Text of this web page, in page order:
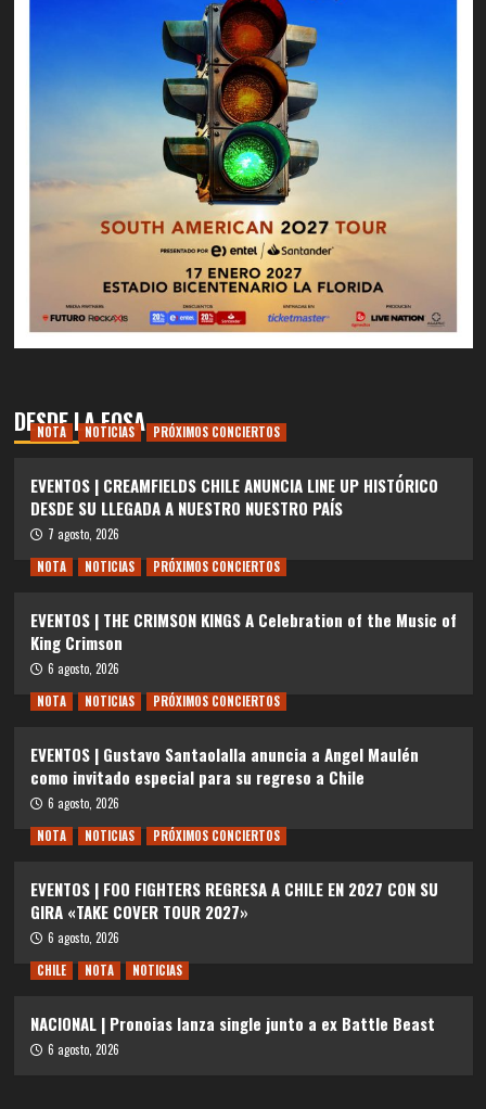
DESDE LA FOSA
NOTA NOTICIAS PRÓXIMOS CONCIERTOS
EVENTOS | CREAMFIELDS CHILE ANUNCIA LINE UP HISTÓRICO
DESDE SU LLEGADA A NUESTRO NUESTRO PAÍS
7 agosto, 2026
NOTA
NOTICIAS PRÓXIMOS CONCIERTOS
EVENTOS | THE CRIMSON KINGS A Celebration of the Music of
King Crimson
6 agosto, 2026
NOTA
NOTICIAS PRÓXIMOS CONCIERTOS
EVENTOS | Gustavo Santaolalla anuncia a Angel Maulén
como invitado especial para su regreso a Chile
6 agosto, 2026
NOTA
NOTICIAS PRÓXIMOS CONCIERTOS
EVENTOS | FOO FIGHTERS REGRESA A CHILE EN 2027 CON SU
GIRA «TAKE COVER TOUR 2027»
6 agosto, 2026
CHILE
NOTA NOTICIAS
NACIONAL | Pronoias lanza single junto a ex Battle Beast
6 agosto, 2026